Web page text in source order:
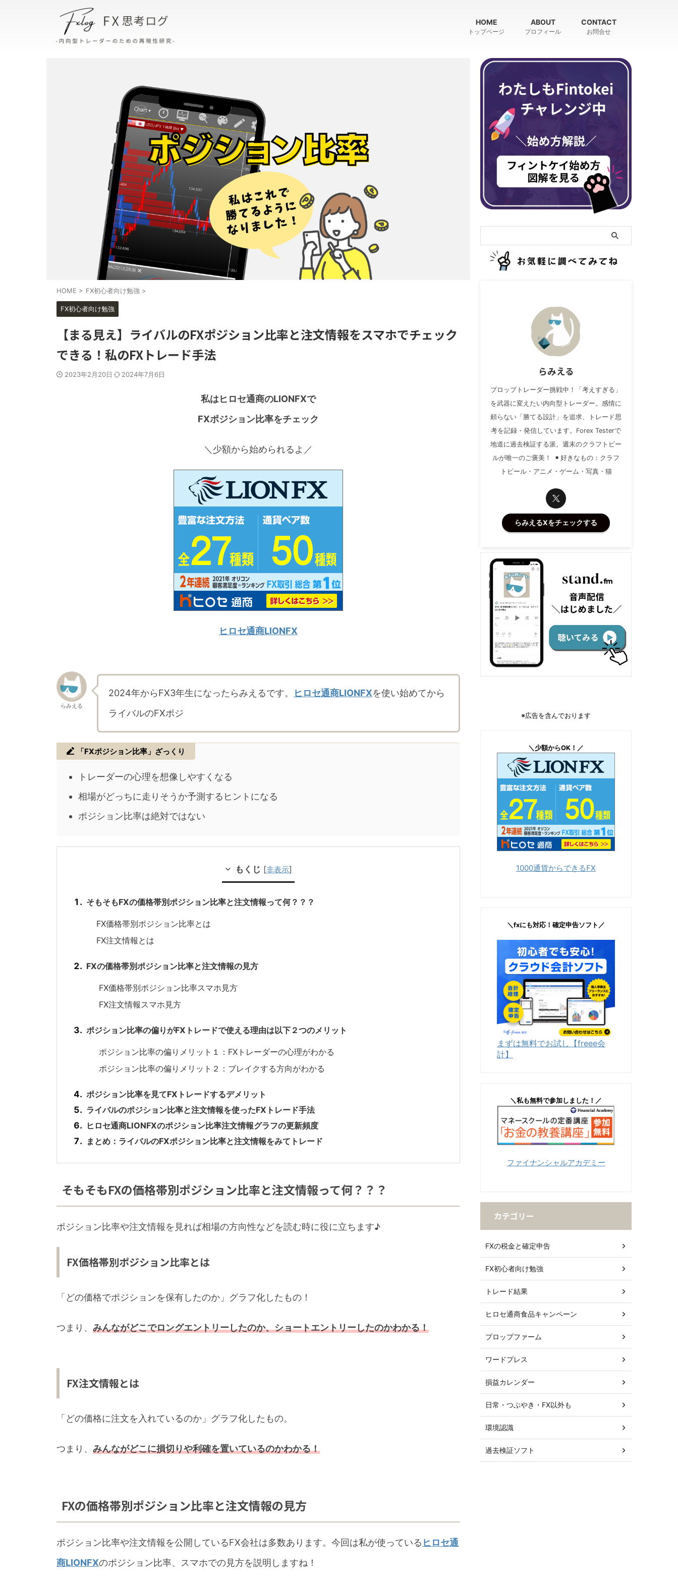
HOME
トップページ
ABOUT
プロフィール
CONTACT
お問合せ
HOME > FX初心者向け勉強 >
FX初心者向け勉強
【まる見え】ライバルのFXポジション比率と注文情報をスマホでチェック
できる！私のFXトレード手法
2023年2月20日 2024年7月6日
私はヒロセ通商のLIONFXで
FXポジション比率をチェック
＼少額から始められるよ／
ヒロセ通商LIONFX
らみえる
2024年からFX3年生になったらみえるです。 ヒロセ通商LIONFXを使い始めてから
ライバルのFXポジションの偏りをスマホでチェックす
「FXポジション比率」ざっくり
トレーダーの心理を想像しやすくなる
相場がどっちに走りそうか予測するヒントになる
ポジション比率は絶対ではない
もくじ [非表示]
そもそもFXの価格帯別ポジション比率と注文情報って何？？？
FX価格帯別ポジション比率とは
FX注文情報とは
FXの価格帯別ポジション比率と注文情報の見方
FX価格帯別ポジション比率スマホ見方
FX注文情報スマホ見方
ポジション比率の偏りがFXトレードで使える理由は以下２つのメリット
ポジション比率の偏りメリット１：FXトレーダーの心理がわかる
ポジション比率の偏りメリット２：ブレイクする方向がわかる
ポジション比率を見てFXトレードするデメリット
ライバルのポジション比率と注文情報を使ったFXトレード手法
ヒロセ通商LIONFXのポジション比率注文情報グラフの更新頻度
まとめ：ライバルのFXポジション比率と注文情報をみてトレード
そもそもFXの価格帯別ポジション比率と注文情報って何？？？
ポジション比率や注文情報を見れば相場の方向性などを読む時に役に立ちます♪
FX価格帯別ポジション比率とは
「どの価格でポジションを保有したのか」グラフ化したもの！
つまり、 みんながどこでロングエントリーしたのか、ショートエントリーしたのかわかる！
FX注文情報とは
「どの価格に注文を入れているのか」グラフ化したもの。
つまり、 みんながどこに損切りや利確を置いているのかわかる！
FXの価格帯別ポジション比率と注文情報の見方
ポジション比率や注文情報を公開しているFX会社は多数あります。今回は私が使っている ヒロセ通
商LIONFXのポジション比率、スマホでの見方を説明しますね！
らみえる
プロップトレーダー挑戦中！「考えすぎる」
を武器に変えたい内向型トレーダー。感情に
頼らない「勝てる設計」を追求、トレード思
考を記録・発信しています。Forex Testerで
地道に過去検証する派。週末のクラフトビー
ルが唯一のご褒美！
好きなもの：クラフ
トビール・アニメ・ゲーム・写真・猫
らみえるXをチェックする
※広告を含んでおります
＼少額からOK！／
1000通貨からできるFX
＼fxにも対応！確定申告ソフト／
まずは無料でお試し【freee会
計】
＼私も無料で参加しました！／
ファイナンシャルアカデミー
カテゴリー
FXの税金と確定申告
FX初心者向け勉強
トレード結果
ヒロセ通商食品キャンペーン
プロップファーム
ワードプレス
損益カレンダー
日常・つぶやき・FX以外も
環境認識
過去検証ソフト